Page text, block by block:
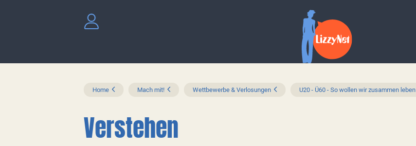
Home Mach mit! Wettbewerbe & Verlosungen U20 - Ü60 - So wollen wir zusammen leben
Verstehen